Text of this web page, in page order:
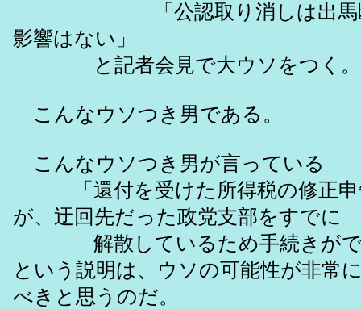
「公認取り消しは出馬断
影響はない」
と記者会見で大ウソをつく。
こんなウソつき男である。
こんなウソつき男が言っている
「還付を受けた所得税の修正申
が、迂回先だった政党支部をすでに
解散しているため手続きがで
という説明は、ウソの可能性が非常
べきと思うのだ。